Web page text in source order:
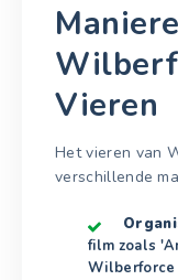
Vieren
Het vieren van
verschillende
film zoals